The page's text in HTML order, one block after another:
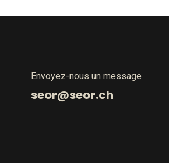
Envoyez-nous un message
seor@seor.ch